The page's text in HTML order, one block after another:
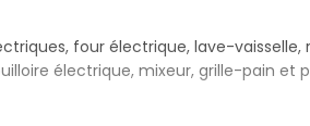
four électrique, lave-
électrique, mixeur, grille-pain et